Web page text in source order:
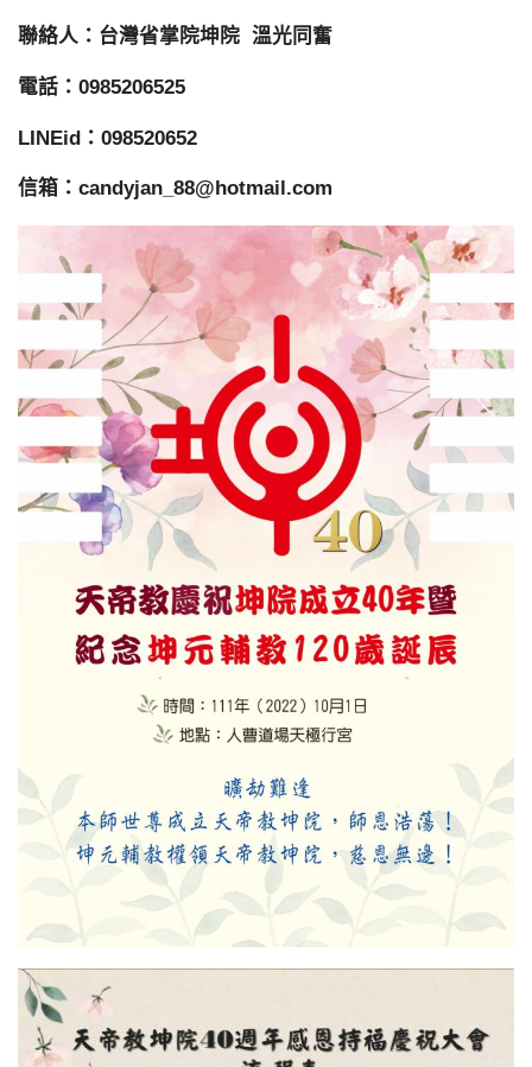
聯絡人：台灣省掌院坤院 溫光同奮
電話：0985206525
LINEid：098520652
信箱：candyjan_88@hotmail.com